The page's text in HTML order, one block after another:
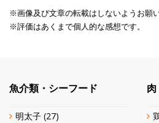
※画像及び文章の転載はしないようお願い
※評価はあくまで個人的な感想です。
魚介類・シーフード
明太子 (27)